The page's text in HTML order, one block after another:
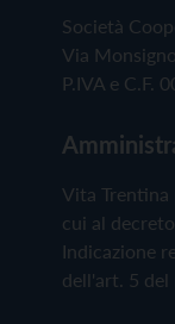
Società
Via
P.IVA e C.F.
Vita
cui al
Indicazione
dell'art. 5 del